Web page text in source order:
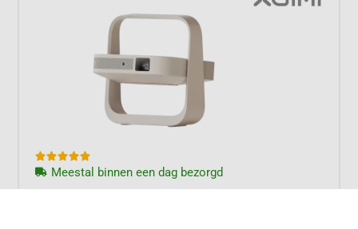

Meestal binnen een dag bezorgd